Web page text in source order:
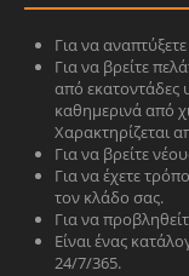
Για να
Για να βρείτε
από εκατοντάδες
καθημερινά από
Χαρακτηρίζεται
Για να βρείτε
Για να έχετε
τον κλάδο σας.
Για να
Είναι ένας
24/7/365.